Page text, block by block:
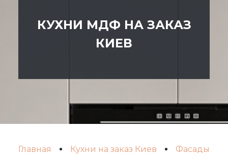
КУХНИ МДФ НА ЗАКАЗ
КИЕВ
Главная Кухни на заказ Киев Фасады